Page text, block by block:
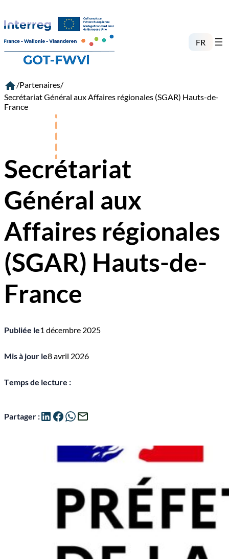
au
contenu
FR
/Partenaires/
Secrétariat Général aux Affaires régionales (SGAR) Hauts-de-
France
Secrétariat
Général aux
Affaires régionales
(SGAR) Hauts-de-
France
Publiée le1 décembre 2025
Mis à jour le8 avril 2026
Temps de lecture :
Partager :